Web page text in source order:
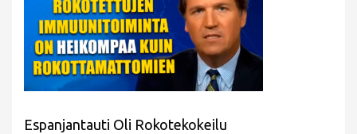
Espanjantauti Oli Rokotekokeilu